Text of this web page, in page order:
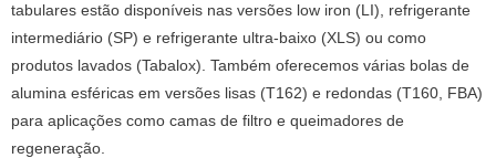
tabulares estão disponíveis nas versões low iron (LI), refrigerante
intermediário (SP) e refrigerante ultra-baixo (XLS) ou como
produtos lavados (Tabalox). Também oferecemos várias bolas de
alumina esféricas em versões lisas (T162) e redondas (T160, FBA)
para aplicações como camas de filtro e queimadores de
regeneração.